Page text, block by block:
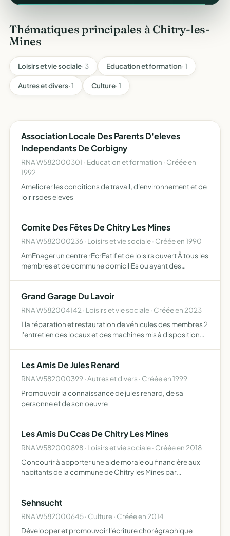
Thématiques principales à Chitry-les-
Mines
Loisirs et vie sociale· 3 Education et formation· 1
Autres et divers· 1 Culture· 1
Association Locale Des Parents D'eleves
Independants De Corbigny
RNA W582000301 · Education et formation · Créée en
1992
Ameliorer les conditions de travail, d'environnement et de
loirirsdes eleves
Comite Des Fêtes De Chitry Les Mines
RNA W582000236 · Loisirs et vie sociale · Créée en 1990
AmEnager un centre rEcrEatif et de loisirs ouvert Â tous les
membres et de commune domiciliEs ou ayant des
so…
Grand Garage Du Lavoir
RNA W582004142 · Loisirs et vie sociale · Créée en 2023
1 la réparation et restauration de véhicules des membres 2
l'entretien des locaux et des machines mis à disposition
Les Amis De Jules Renard
RNA W582000399 · Autres et divers · Créée en 1999
Promouvoir la connaissance de jules renard, de sa
personne et de son oeuvre
Les Amis Du Ccas De Chitry Les Mines
RNA W582000898 · Loisirs et vie sociale · Créée en 2018
Concourir à apporter une aide morale ou financière aux
habitants de la commune de Chitry les Mines par
Sehnsucht
RNA W582000645 · Culture · Créée en 2014
Développer et promouvoir l'écriture chorégraphique